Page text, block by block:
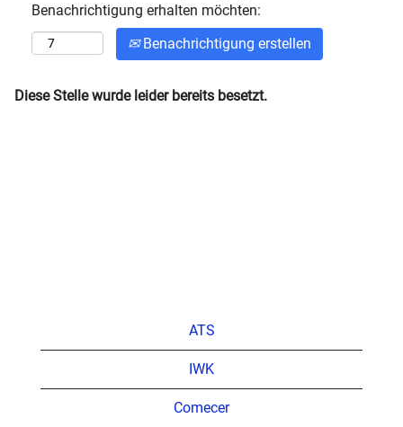
Benachrichtigung erhalten möchten:
Benachrichtigung erstellen
Diese Stelle wurde leider bereits besetzt.
ATS
IWK
Comecer